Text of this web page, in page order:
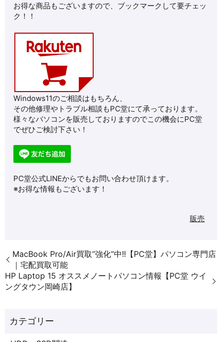
お得な商品もございますので、ブックマークして要チェッ
ク！！
Windows11のご相談はもちろん、
その他修理やトラブル相談もPC堂にて承っております。
様々なパソコンを販売しておりますのでこの機会にPC堂
でぜひご検討下さい！
PC堂公式LINEからでもお問い合わせ頂けます。
※お得な情報もございます！
販売
MacBook Pro/Air買取”強化”中!!【PC堂】パソコン専門店
｜宅配買取可能
HP Laptop 15 オススメノートパソコン情報【PC堂 ウイ
ングタウン岡崎店】